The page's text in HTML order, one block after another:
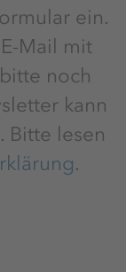
ein.
Mail mit
noch
kann
Bitte lesen
.